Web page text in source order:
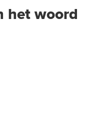
het woord